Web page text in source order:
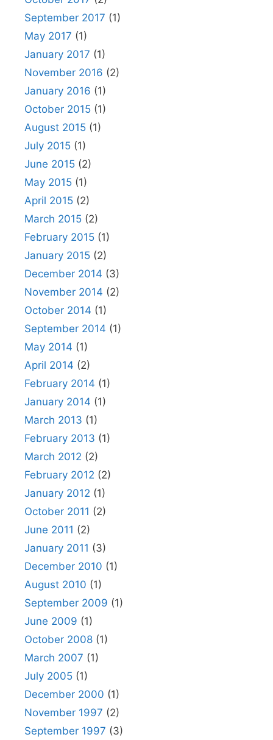
September 2017 (1)
May 2017 (1)
January 2017 (1)
November 2016 (2)
January 2016 (1)
October 2015 (1)
August 2015 (1)
July 2015 (1)
June 2015 (2)
May 2015 (1)
April 2015 (2)
March 2015 (2)
February 2015 (1)
January 2015 (2)
December 2014 (3)
November 2014 (2)
October 2014 (1)
September 2014 (1)
May 2014 (1)
April 2014 (2)
February 2014 (1)
January 2014 (1)
March 2013 (1)
February 2013 (1)
March 2012 (2)
February 2012 (2)
January 2012 (1)
October 2011 (2)
June 2011 (2)
January 2011 (3)
December 2010 (1)
August 2010 (1)
September 2009 (1)
June 2009 (1)
October 2008 (1)
March 2007 (1)
July 2005 (1)
December 2000 (1)
November 1997 (2)
September 1997 (3)